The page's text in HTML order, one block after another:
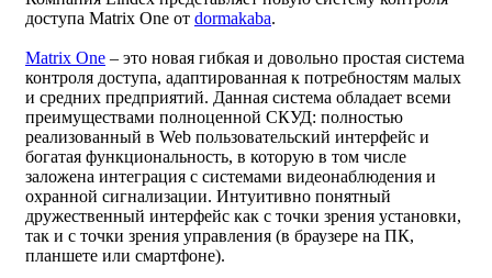
доступа Matrix One от dormakaba.
Matrix One – это новая гибкая и довольно простая система
контроля доступа, адаптированная к потребностям малых
и средних предприятий. Данная система обладает всеми
преимуществами полноценной СКУД: полностью
реализованный в Web пользовательский интерфейс и
богатая функциональность, в которую в том числе
заложена интеграция с системами видеонаблюдения и
охранной сигнализации. Интуитивно понятный
дружественный интерфейс как с точки зрения установки,
так и с точки зрения управления (в браузере на ПК,
планшете или смартфоне).